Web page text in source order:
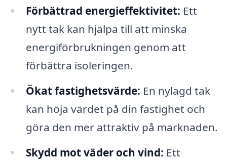
Förbättrad energieffektivitet: Ett
nytt tak kan hjälpa till att minska
energiförbrukningen genom att
förbättra isoleringen.
Ökat fastighetsvärde: En nylagd tak
kan höja värdet på din fastighet och
göra den mer attraktiv på marknaden.
Skydd mot väder och vind: Ett